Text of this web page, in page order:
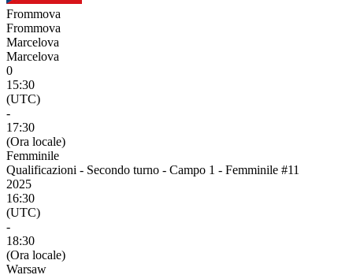
Frommova
Frommova
Marcelova
Marcelova
0
15:30
(UTC)
-
17:30
(Ora locale)
Femminile
Qualificazioni - Secondo turno - Campo 1 - Femminile #11
2025
16:30
(UTC)
-
18:30
(Ora locale)
Warsaw